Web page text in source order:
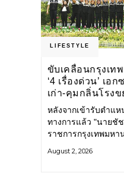
LIFESTYLE
ขับเคลื่อนกรุงเท
‘4 เรื่องด่วน’ เอ
เก่า-คุมกลิ่นโรง
หลังจากเข้ารับตำแห
ทางการแล้ว "นายชั
ราชการกรุงเทพมหา
ยุทธศาสตร์ จัดทำตัว
August 2, 2026